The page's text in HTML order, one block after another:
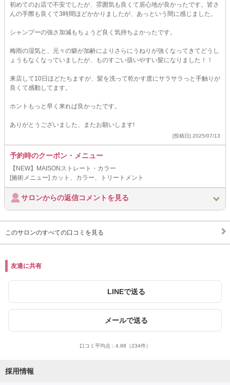
初めてのお店で不安でしたが、雰囲気も良くて居心地が良かったです。皆さ
んの手際も良くて3時間ほどかかりましたが、あっという間に感じました。
シャンプーの強さ加減もちょうど良く気持ちよかったです。
梅雨の湿気と、元々の癖が加齢によりさらにうねりが強くなってきてどうし
ょうもなくなっていましたが、ものすごい扱いやすい髪になりました！！
来店して10日ほどたちますが、髪を洗って乾かす度にサラサラっと手触りが
良くて感動してます。
ホントもっと早く来れば良かったです。
ありがとうございました、またお願いします!
[投稿日] 2025/07/13
予約時のクーポン・メニュー
【NEW】MAISONストレート・カラー
[施術メニュー] カット、カラー、トリートメント
サロンからの返信コメントを見る
このサロンのすべての口コミを見る
友達に共有
LINEで送る
メールで送る
口コミ平均点： 4.88 （234件）
採用情報